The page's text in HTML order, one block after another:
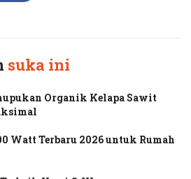
suka ini
Organik Kelapa Sawit
Watt Terbaru 2026 untuk Rumah